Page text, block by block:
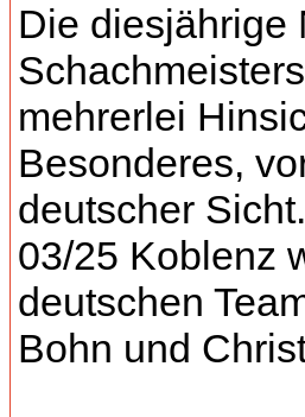
Die diesjährige
mehrerlei
Besonderes,
deutscher
03/25 Koblenz
deutschen
Bohn und